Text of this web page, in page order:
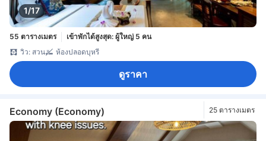
1/17
55 ตารางเมตร
เข้าพักได้สูงสุด: ผู้ใหญ่ 5 คน
วิว: สวน
ห้องปลอดบุหรี่
ดูราคา
Economy (Economy) 25 ตารางเมตร